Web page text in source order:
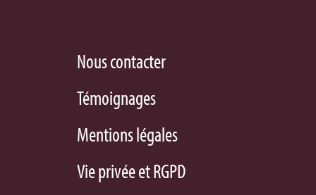
Nous contacter
Témoignages
Mentions légales
Vie privée et RGPD